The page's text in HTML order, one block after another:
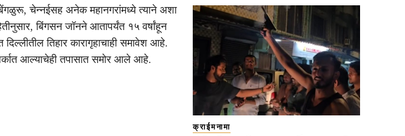
चेन्नईसह अनेक महानगरांमध्ये त्याने अशा
बिंगसन जॉनने आतापर्यंत १५ वर्षांहून
तिहार कारागृहाचाही समावेश आहे.
आल्याचेही तपासात समोर आले आहे.
क्राईमनामा